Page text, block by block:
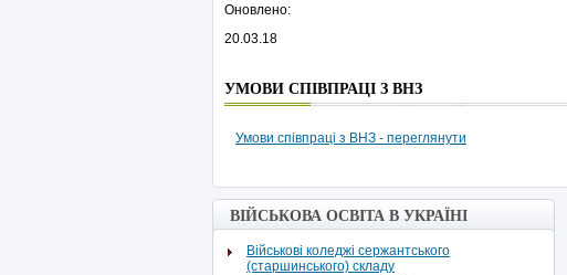
Оновлено:
20.03.18
УМОВИ СПІВПРАЦІ З ВНЗ
Умови співпраці з ВНЗ - переглянути
ВІЙСЬКОВА ОСВІТА В УКРАЇНІ
Військові коледжі сержантського
(старшинського) складу